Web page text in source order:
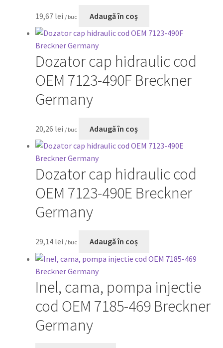
19,67 lei / buc Adaugă în coș
Dozator cap hidraulic cod
OEM 7123-490F Breckner
Germany
20,26 lei / buc Adaugă în coș
Dozator cap hidraulic cod
OEM 7123-490E Breckner
Germany
29,14 lei / buc Adaugă în coș
Inel, cama, pompa injectie
cod OEM 7185-469 Breckner
Germany